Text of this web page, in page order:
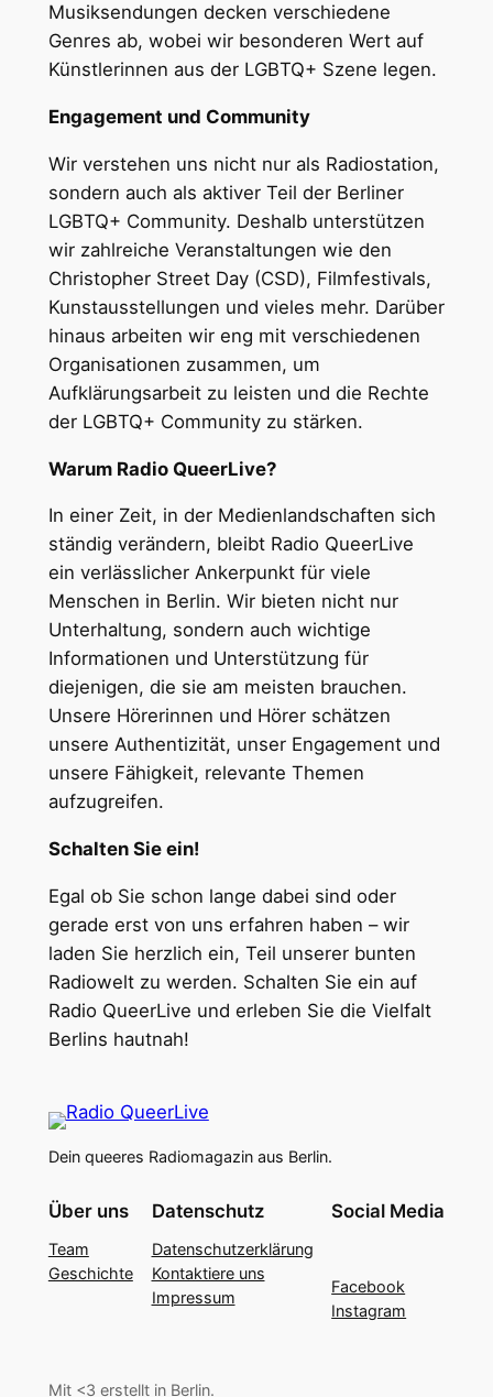
Musiksendungen decken verschiedene
Genres ab, wobei wir besonderen Wert auf
Künstlerinnen aus der LGBTQ+ Szene legen.
Engagement und Community
Wir verstehen uns nicht nur als Radiostation,
sondern auch als aktiver Teil der Berliner
LGBTQ+ Community. Deshalb unterstützen
wir zahlreiche Veranstaltungen wie den
Christopher Street Day (CSD), Filmfestivals,
Kunstausstellungen und vieles mehr. Darüber
hinaus arbeiten wir eng mit verschiedenen
Organisationen zusammen, um
Aufklärungsarbeit zu leisten und die Rechte
der LGBTQ+ Community zu stärken.
Warum Radio QueerLive?
In einer Zeit, in der Medienlandschaften sich
ständig verändern, bleibt Radio QueerLive
ein verlässlicher Ankerpunkt für viele
Menschen in Berlin. Wir bieten nicht nur
Unterhaltung, sondern auch wichtige
Informationen und Unterstützung für
diejenigen, die sie am meisten brauchen.
Unsere Hörerinnen und Hörer schätzen
unsere Authentizität, unser Engagement und
unsere Fähigkeit, relevante Themen
aufzugreifen.
Schalten Sie ein!
Egal ob Sie schon lange dabei sind oder
gerade erst von uns erfahren haben – wir
laden Sie herzlich ein, Teil unserer bunten
Radiowelt zu werden. Schalten Sie ein auf
Radio QueerLive und erleben Sie die Vielfalt
Berlins hautnah!
Dein queeres Radiomagazin aus Berlin.
Über uns
Team
Geschichte
Datenschutz
Datenschutzerklärung
Kontaktiere uns
Impressum
Social Media
Facebook
Instagram
Mit <3 erstellt in Berlin.